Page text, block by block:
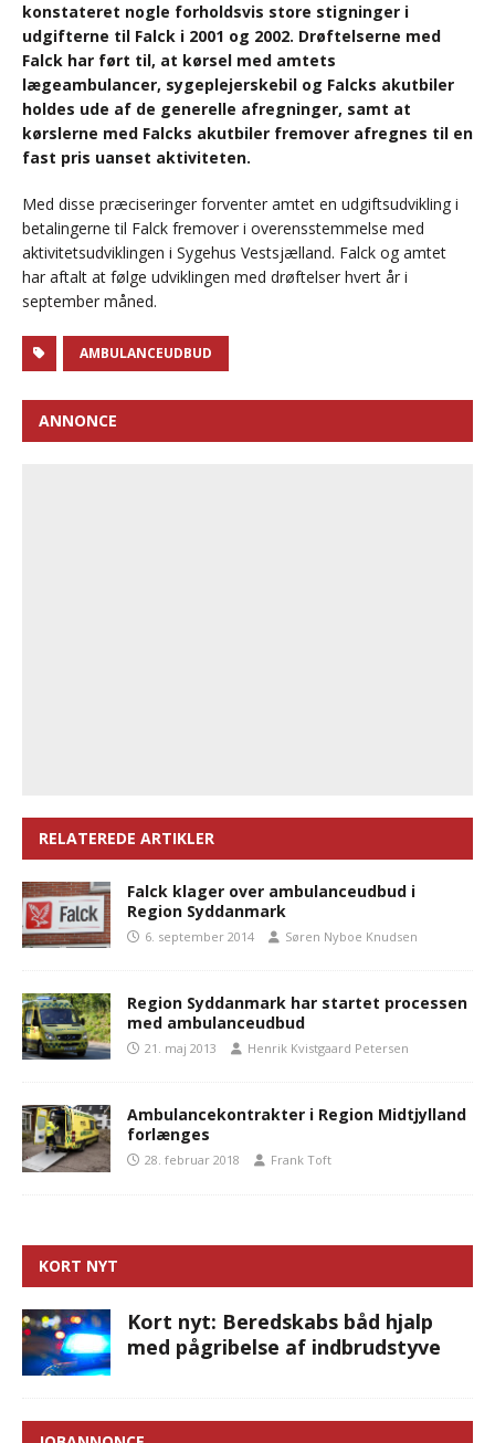
konstateret nogle forholdsvis store stigninger i
udgifterne til Falck i 2001 og 2002. Drøftelserne med
Falck har ført til, at kørsel med amtets
lægeambulancer, sygeplejerskebil og Falcks akutbiler
holdes ude af de generelle afregninger, samt at
kørslerne med Falcks akutbiler fremover afregnes til en
fast pris uanset aktiviteten.
Med disse præciseringer forventer amtet en udgiftsudvikling i
betalingerne til Falck fremover i overensstemmelse med
aktivitetsudviklingen i Sygehus Vestsjælland. Falck og amtet
har aftalt at følge udviklingen med drøftelser hvert år i
september måned.
AMBULANCEUDBUD
ANNONCE
RELATEREDE ARTIKLER
Falck klager over ambulanceudbud i
Region Syddanmark
6. september 2014 Søren Nyboe Knudsen
Region Syddanmark har startet processen
med ambulanceudbud
21. maj 2013 Henrik Kvistgaard Petersen
Ambulancekontrakter i Region Midtjylland
forlænges
28. februar 2018 Frank Toft
KORT NYT
Kort nyt: Beredskabs båd hjalp
med pågribelse af indbrudstyve